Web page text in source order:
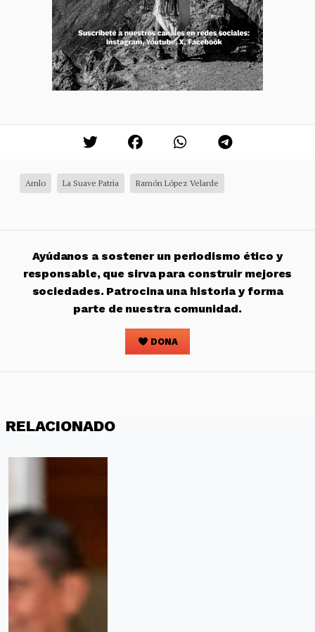
Amlo La Suave Patria Ramón López Velarde
Ayúdanos a sostener un periodismo ético y
responsable, que sirva para construir mejores
sociedades. Patrocina una historia y forma
parte de nuestra comunidad.
DONA
RELACIONADO